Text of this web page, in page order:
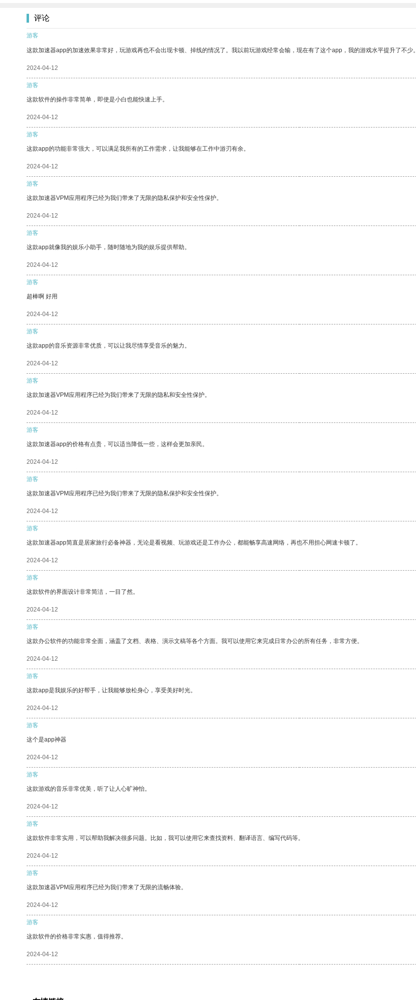
评论
游客
这款加速器app的加速效果非常好，玩游戏再也不会出现卡顿、掉线的情况了。我以前玩游戏经常会输，现在有了这个app，我的游戏水平提升了不少。
2024-04-12
游客
这款软件的操作非常简单，即使是小白也能快速上手。
2024-04-12
游客
这款app的功能非常强大，可以满足我所有的工作需求，让我能够在工作中游刃有余。
2024-04-12
游客
这款加速器VPM应用程序已经为我们带来了无限的隐私保护和安全性保护。
2024-04-12
游客
这款app就像我的娱乐小助手，随时随地为我的娱乐提供帮助。
2024-04-12
游客
超棒啊 好用
2024-04-12
游客
这款app的音乐资源非常优质，可以让我尽情享受音乐的魅力。
2024-04-12
游客
这款加速器VPM应用程序已经为我们带来了无限的隐私和安全性保护。
2024-04-12
游客
这款加速器app的价格有点贵，可以适当降低一些，这样会更加亲民。
2024-04-12
游客
这款加速器VPM应用程序已经为我们带来了无限的隐私保护和安全性保护。
2024-04-12
游客
这款加速器app简直是居家旅行必备神器，无论是看视频、玩游戏还是工作办公，都能畅享高速网络，再也不用担心网速卡顿了。
2024-04-12
游客
这款软件的界面设计非常简洁，一目了然。
2024-04-12
游客
这款办公软件的功能非常全面，涵盖了文档、表格、演示文稿等各个方面。我可以使用它来完成日常办公的所有任务，非常方便。
2024-04-12
游客
这款app是我娱乐的好帮手，让我能够放松身心，享受美好时光。
2024-04-12
游客
这个是app神器
2024-04-12
游客
这款游戏的音乐非常优美，听了让人心旷神怡。
2024-04-12
游客
这款软件非常实用，可以帮助我解决很多问题。比如，我可以使用它来查找资料、翻译语言、编写代码等。
2024-04-12
游客
这款加速器VPM应用程序已经为我们带来了无限的流畅体验。
2024-04-12
游客
这款软件的价格非常实惠，值得推荐。
2024-04-12